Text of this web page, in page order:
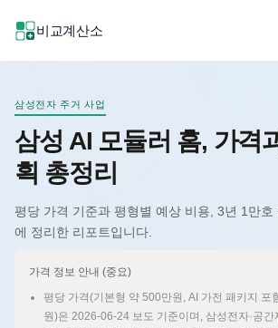
비교계산소
삼성전자 주거 사업
삼성 AI 모듈러 홈, 가격
획 총정리
평당 가격 기준과 평형별 예상 비용, 3년 1만호
에 정리한 리포트입니다.
가격 정보 안내 (중요)
평당 가격(기본형 약 500만원, AI 가전 패키지 포
원)은 2026-06-24 보도 기준이며, 삼성전자·공간